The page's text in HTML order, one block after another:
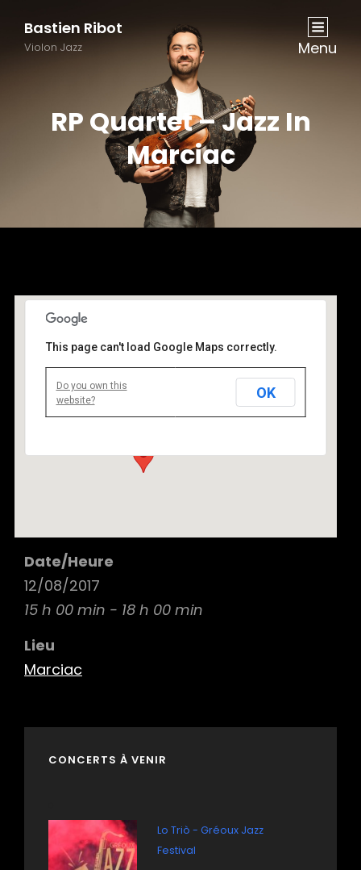
Bastien Ribot
Violon Jazz Menu
RP Quartet – Jazz In
Marciac
Marciac
This page can't load Google Maps correctly.
Do you own this
website?
OK
Date/Heure
12/08/2017
15 h 00 min - 18 h 00 min
Lieu
Marciac
CONCERTS À VENIR
Lo Triò - Gréoux Jazz
Festival